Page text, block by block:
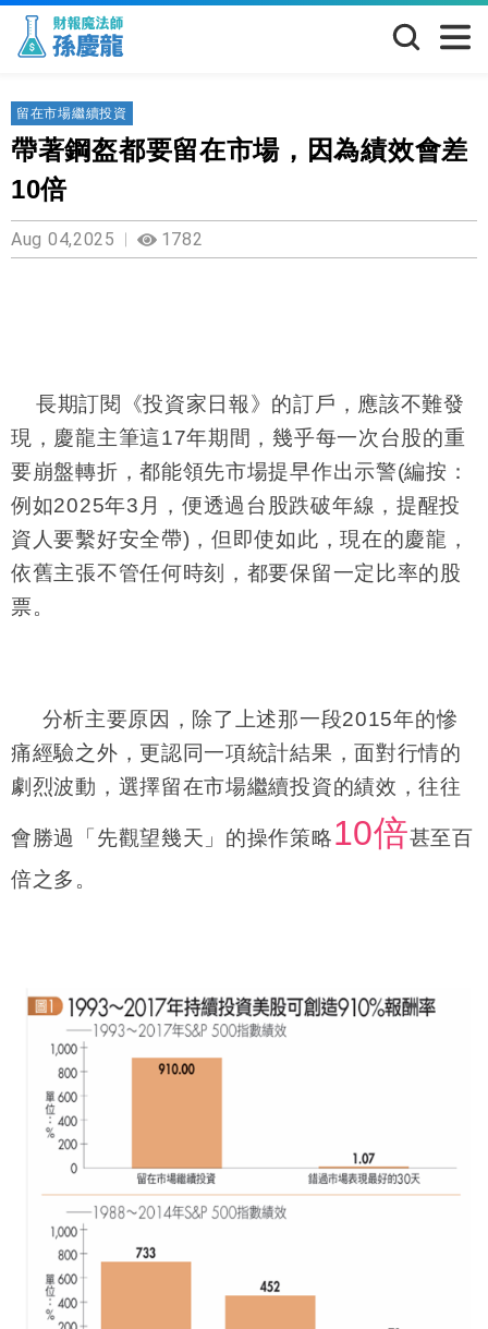
留在市場繼續投資
帶著鋼盔都要留在市場，因為績效會差
10倍
Aug 04,2025 1782
長期訂閱《投資家日報》的訂戶，應該不難發
現，慶龍主筆這17年期間，幾乎每一次台股的重
要崩盤轉折，都能領先市場提早作出示警(編按：
例如2025年3月，便透過台股跌破年線，提醒投
資人要繫好安全帶)，但即使如此，現在的慶龍，
依舊主張不管任何時刻，都要保留一定比率的股
票。
分析主要原因，除了上述那一段2015年的慘
痛經驗之外，更認同一項統計結果，面對行情的
劇烈波動，選擇留在市場繼續投資的績效，往往
會勝過「先觀望幾天」的操作策略10倍甚至百
倍之多。